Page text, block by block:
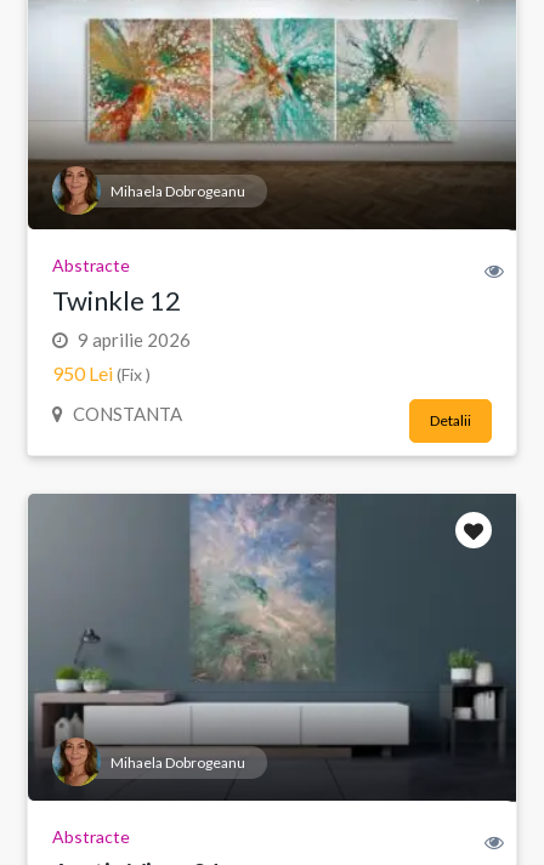
Mihaela Dobrogeanu
Abstracte
Twinkle 12
9 aprilie 2026
950 Lei(Fix )
CONSTANTA Detalii
Mihaela Dobrogeanu
Abstracte